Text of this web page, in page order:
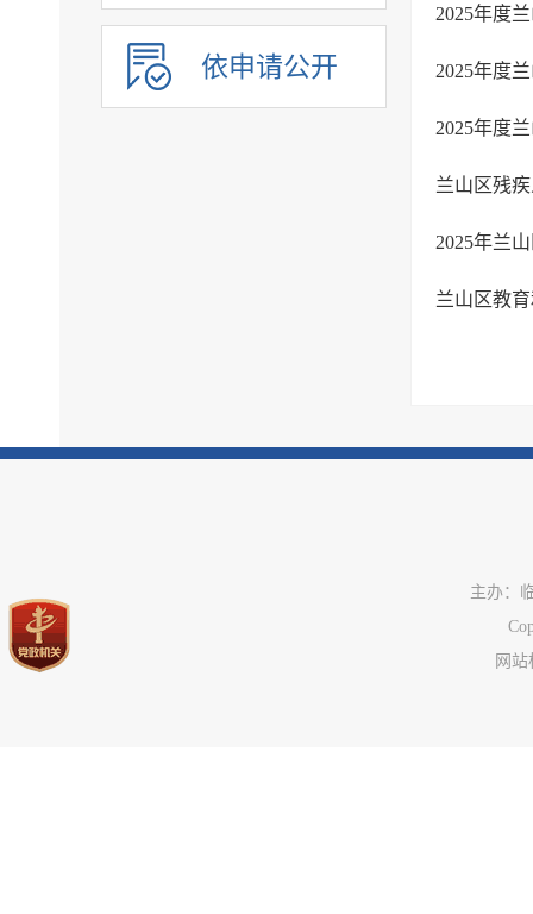
依申请公开
2025年度
2025年度
2025年度
兰山区残
2025年兰
兰山区教
主办：
网站